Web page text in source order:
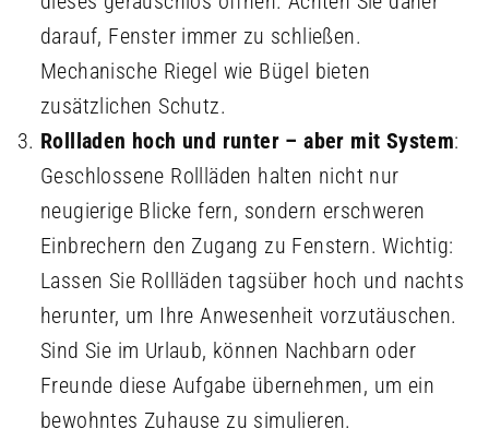
darauf, Fenster immer zu schließen.
Mechanische Riegel wie Bügel bieten
zusätzlichen Schutz.
Rollladen hoch und runter – aber mit System:
Geschlossene Rollläden halten nicht nur
neugierige Blicke fern, sondern erschweren
Einbrechern den Zugang zu Fenstern. Wichtig:
Lassen Sie Rollläden tagsüber hoch und nachts
herunter, um Ihre Anwesenheit vorzutäuschen.
Sind Sie im Urlaub, können Nachbarn oder
Freunde diese Aufgabe übernehmen, um ein
bewohntes Zuhause zu simulieren.